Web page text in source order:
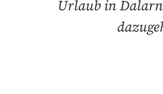
Urlaub in